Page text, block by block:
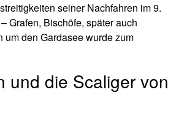
seiner Nachfahren im 9.
Grafen, Bischöfe, später auch
den Gardasee wurde zum
und die Scaliger von